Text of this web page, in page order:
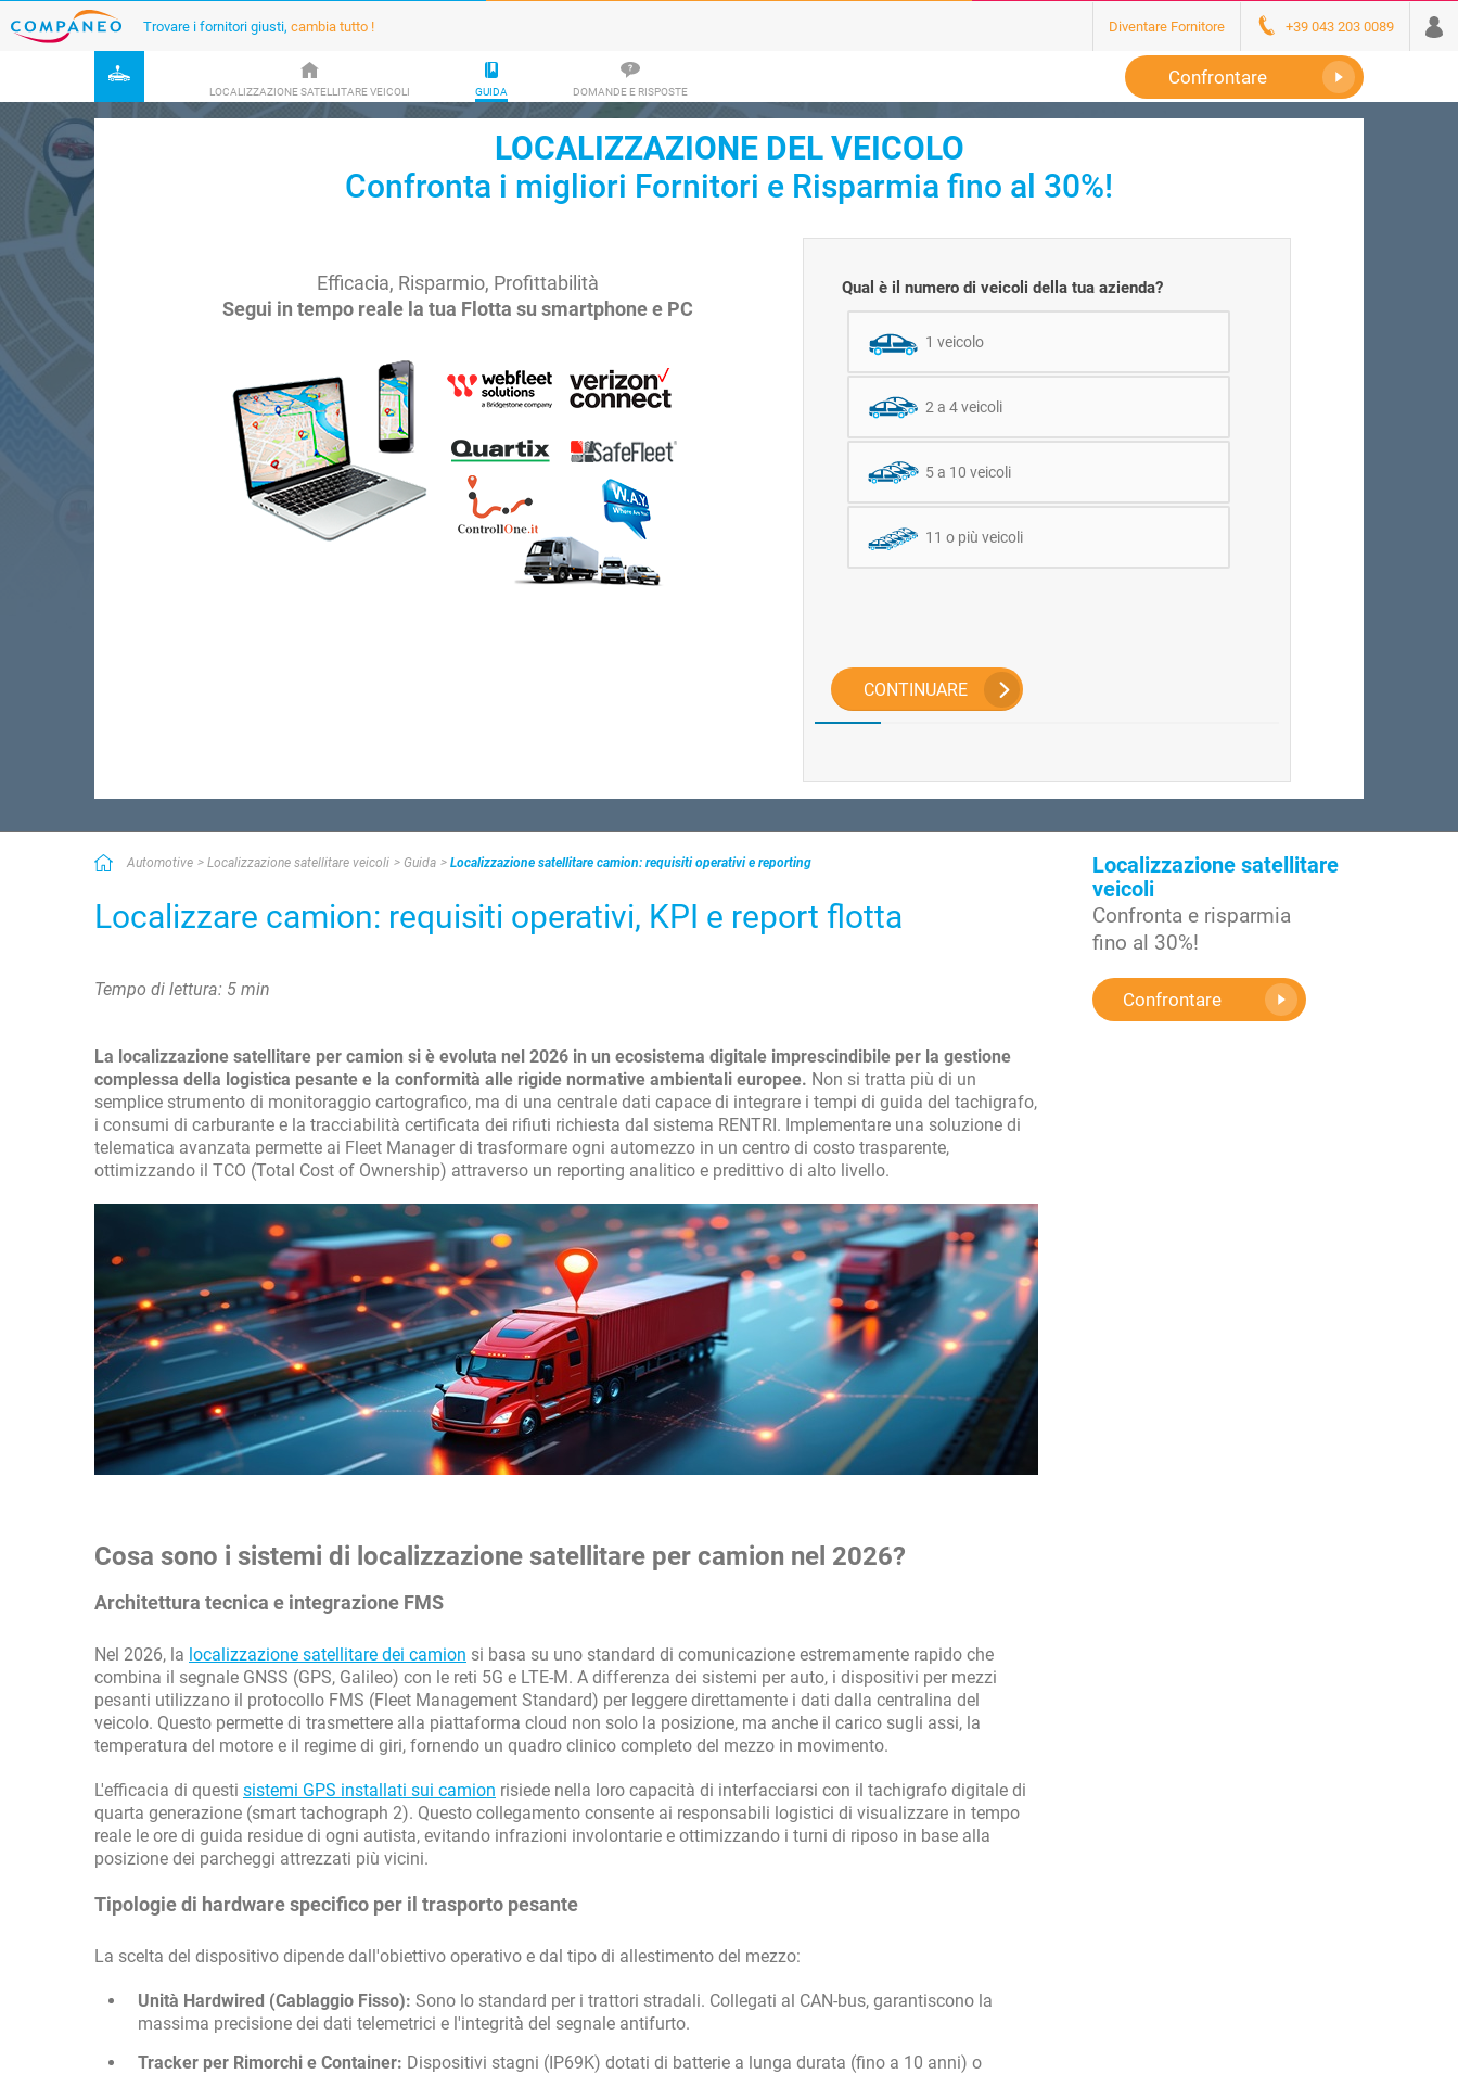
Trovare i fornitori giusti, cambia tutto ! Diventare Fornitore +39 043 203 0089
LOCALIZZAZIONE SATELLITARE VEICOLI GUIDA DOMANDE E RISPOSTE
Confrontare
LOCALIZZAZIONE DEL VEICOLO
Confronta i migliori Fornitori e Risparmia fino al 30%!
Efficacia, Risparmio, Profittabilità
Segui in tempo reale la tua Flotta su smartphone e PC
Qual è il numero di veicoli della tua azienda?
1 veicolo
2 a 4 veicoli
5 a 10 veicoli
11 o più veicoli
CONTINUARE
Automotive Localizzazione satellitare veicoli Guida Localizzazione satellitare camion: requisiti operativi e reporting
Localizzare camion: requisiti operativi, KPI e report flotta
Tempo di lettura: 5 min
La localizzazione satellitare per camion si è evoluta nel 2026 in un ecosistema digitale imprescindibile per la gestione
complessa della logistica pesante e la conformità alle rigide normative ambientali europee. Non si tratta più di un
semplice strumento di monitoraggio cartografico, ma di una centrale dati capace di integrare i tempi di guida del tachigrafo,
i consumi di carburante e la tracciabilità certificata dei rifiuti richiesta dal sistema RENTRI. Implementare una soluzione di
telematica avanzata permette ai Fleet Manager di trasformare ogni automezzo in un centro di costo trasparente,
ottimizzando il TCO (Total Cost of Ownership) attraverso un reporting analitico e predittivo di alto livello.
Cosa sono i sistemi di localizzazione satellitare per camion nel 2026?
Architettura tecnica e integrazione FMS
Nel 2026, la localizzazione satellitare dei camion si basa su uno standard di comunicazione estremamente rapido che
combina il segnale GNSS (GPS, Galileo) con le reti 5G e LTE-M. A differenza dei sistemi per auto, i dispositivi per mezzi
pesanti utilizzano il protocollo FMS (Fleet Management Standard) per leggere direttamente i dati dalla centralina del
veicolo. Questo permette di trasmettere alla piattaforma cloud non solo la posizione, ma anche il carico sugli assi, la
temperatura del motore e il regime di giri, fornendo un quadro clinico completo del mezzo in movimento.
L'efficacia di questi sistemi GPS installati sui camion risiede nella loro capacità di interfacciarsi con il tachigrafo digitale di
quarta generazione (smart tachograph 2). Questo collegamento consente ai responsabili logistici di visualizzare in tempo
reale le ore di guida residue di ogni autista, evitando infrazioni involontarie e ottimizzando i turni di riposo in base alla
posizione dei parcheggi attrezzati più vicini.
Tipologie di hardware specifico per il trasporto pesante
La scelta del dispositivo dipende dall'obiettivo operativo e dal tipo di allestimento del mezzo:
Unità Hardwired (Cablaggio Fisso): Sono lo standard per i trattori stradali. Collegati al CAN-bus, garantiscono la
massima precisione dei dati telemetrici e l'integrità del segnale antifurto.
Tracker per Rimorchi e Container: Dispositivi stagni (IP69K) dotati di batterie a lunga durata (fino a 10 anni) o
Localizzazione satellitare
veicoli
Confronta e risparmia
fino al 30%!
Confrontare